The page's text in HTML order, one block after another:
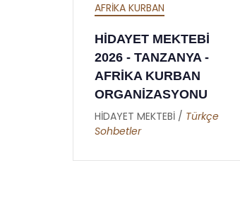
AFRİKA İFTAR
HİDAYET MEKTEBİ
2026 İFTAR
ORGANİZASYONU -
TANZANYA - AFRİKA
HİDAYET MEKTEBİ /Metin
Duymaz